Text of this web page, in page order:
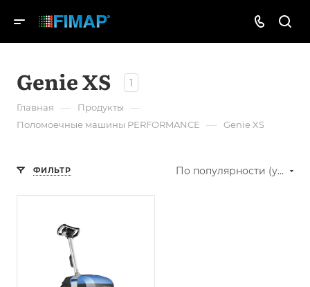
Genie XS 1
Главная — Продукты —
Поломоечные машины PERFORMANCE — Genie XS
ФИЛЬТР По популярности (убывание)